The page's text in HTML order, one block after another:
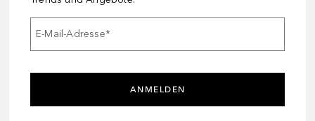
E-Mail-Adresse*
ANMELDEN